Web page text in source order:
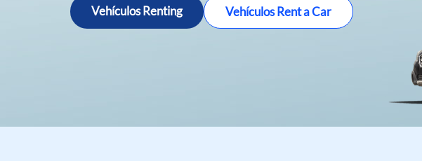
Profesionales!
averiados.
Vehículos Renting Vehículos Rent a Car